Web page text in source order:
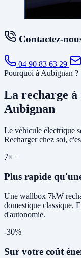
Contactez-
04 90 83 63 29
Pourquoi à Aubignan ?
La recharge
Aubignan
Le véhicule électrique
Recharger chez soi,
7× +
Plus rapide
Une wallbox 7kW
domestique classique.
d'autonomie.
-30%
Sur votre coût